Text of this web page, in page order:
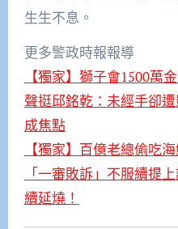
生生不息。
更多警政時報報導
【獨家】獅子會1500萬
聲挺邱銘乾：未經手卻
成焦點
【獨家】百億老總偷吃
「一審敗訴」不服續提
續延燒！